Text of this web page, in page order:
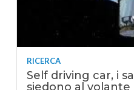
RICERCA
Self driving car, i
siedono al volante